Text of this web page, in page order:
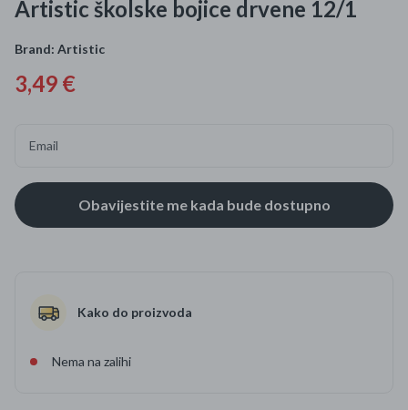
Artistic školske bojice drvene 12/1
Brand: Artistic
3,49 €
Email
Kako do proizvoda
Nema na zalihi